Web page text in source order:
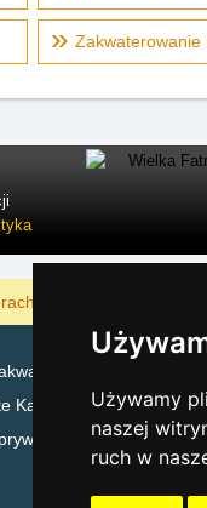
Używamy
naszej
ruch w
Zakwaterowanie
jest najtańsze?
Karkonosze